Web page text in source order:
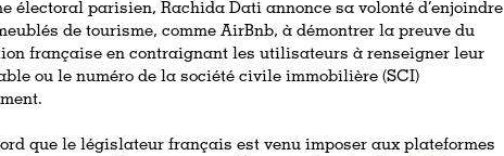
électoral parisien, Rachida Dati annonce sa volonté d’enjoindre
de tourisme, comme AirBnb, à démontrer la preuve du
française en contraignant les utilisateurs à renseigner leur
ou le numéro de la société civile immobilière (SCI)
que le législateur français est venu imposer aux plateformes